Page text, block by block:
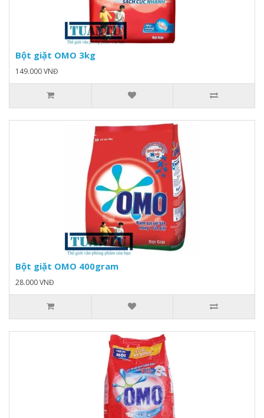
Bột giặt OMO 3kg
149.000 VNĐ
Bột giặt OMO 400gram
28.000 VNĐ